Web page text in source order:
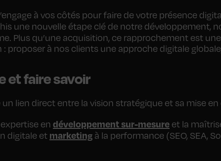
à vos côtés pour faire de votre présence
une nouvelle étape clé de notre développement,
Plus qu’une acquisition, ce rapprochement est
proposer à nos clients une approche digitale
et faire savoir
lien direct entre la vision stratégique et sa mise
en développement sur-mesure et la
digitale et marketing à la performance (SEO, SEA,